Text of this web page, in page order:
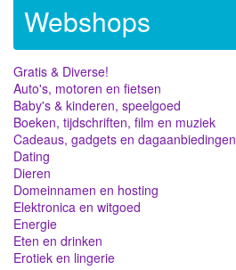
Webshops
Gratis & Diverse!
Auto's, motoren en fietsen
Baby's & kinderen, speelgoed
Boeken, tijdschriften, film en muziek
Cadeaus, gadgets en dagaanbiedingen
Dating
Dieren
Domeinnamen en hosting
Elektronica en witgoed
Energie
Eten en drinken
Erotiek en lingerie